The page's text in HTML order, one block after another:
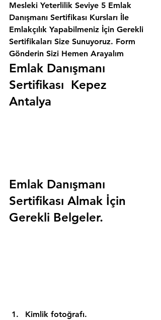
Mesleki Yeterlilik Seviye 5 Emlak
Danışmanı Sertifikası Kursları İle
Emlakçılık Yapabilmeniz İçin Gerekli
Sertifikaları Size Sunuyoruz. Form
Gönderin Sizi Hemen Arayalım
Emlak Danışmanı
Sertifikası  Kepez
Antalya
Emlak Danışmanı
Sertifikası Almak İçin
Gerekli Belgeler.
Kimlik fotoğrafı.